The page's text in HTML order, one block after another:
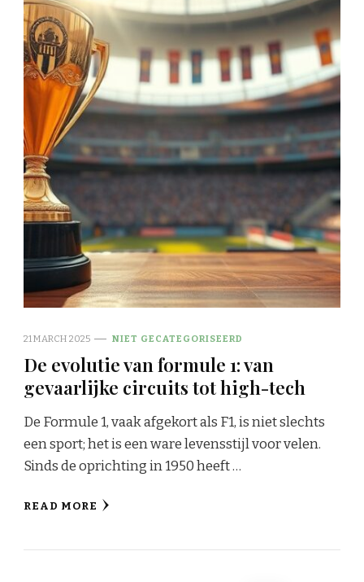
21 MARCH 2025 NIET GECATEGORISEERD
De evolutie van formule 1: van
gevaarlijke circuits tot high-tech
De Formule 1, vaak afgekort als F1, is niet slechts
een sport; het is een ware levensstijl voor velen.
Sinds de oprichting in 1950 heeft …
READ MORE